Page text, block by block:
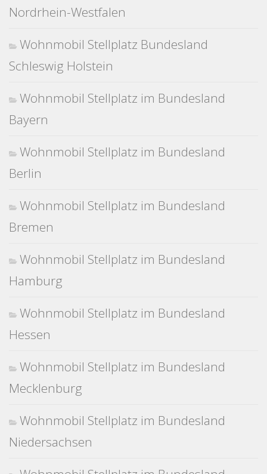
Nordrhein-Westfalen
Wohnmobil Stellplatz Bundesland
Schleswig Holstein
Wohnmobil Stellplatz im Bundesland
Bayern
Wohnmobil Stellplatz im Bundesland
Berlin
Wohnmobil Stellplatz im Bundesland
Bremen
Wohnmobil Stellplatz im Bundesland
Hamburg
Wohnmobil Stellplatz im Bundesland
Hessen
Wohnmobil Stellplatz im Bundesland
Mecklenburg
Wohnmobil Stellplatz im Bundesland
Niedersachsen